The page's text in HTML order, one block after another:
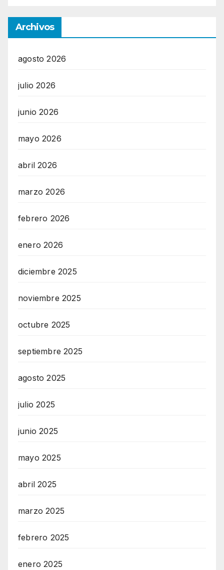
Archivos
agosto 2026
julio 2026
junio 2026
mayo 2026
abril 2026
marzo 2026
febrero 2026
enero 2026
diciembre 2025
noviembre 2025
octubre 2025
septiembre 2025
agosto 2025
julio 2025
junio 2025
mayo 2025
abril 2025
marzo 2025
febrero 2025
enero 2025